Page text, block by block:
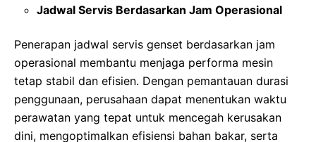
Jadwal Servis Berdasarkan Jam Operasional
Penerapan jadwal servis genset berdasarkan jam
operasional membantu menjaga performa mesin
tetap stabil dan efisien. Dengan pemantauan durasi
penggunaan, perusahaan dapat menentukan waktu
perawatan yang tepat untuk mencegah kerusakan
dini, mengoptimalkan efisiensi bahan bakar, serta